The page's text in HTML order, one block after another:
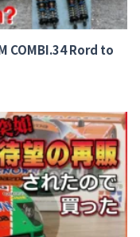
COMBI.34 Rord to